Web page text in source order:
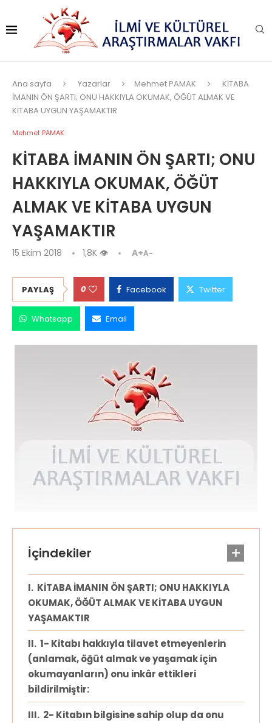
Ana sayfa Yazarlar Mehmet PAMAK
KİTABA
İMANIN ÖN ŞARTI; ONU HAKKIYLA OKUMAK, ÖĞÜT ALMAK VE
KİTABA UYGUN YAŞAMAKTIR
Mehmet PAMAK
KİTABA İMANIN ÖN ŞARTI; ONU
HAKKIYLA OKUMAK, ÖĞÜT
ALMAK VE KİTABA UYGUN
YAŞAMAKTIR
15 Ekim 2018 1,8K 👁 A+A-
PAYLAŞ 0 Facebook Twitter
Whatsapp Email
KİTABA İMANIN ÖN ŞARTI; ONU HAKKIYLA
OKUMAK, ÖĞÜT ALMAK VE KİTABA UYGUN
YAŞAMAKTIR
1- Kitabı hakkıyla tilavet etmeyenlerin
(anlamak, öğüt almak ve yaşamak için
okumayanların) onu inkâr ettikleri
bildirilmiştir:
2- Kitabın bilgisine sahip olup da onu